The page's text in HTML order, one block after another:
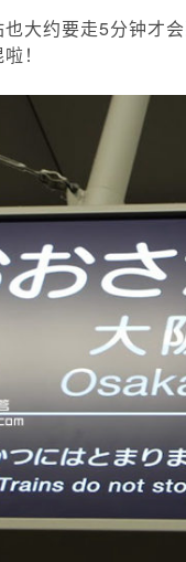
大约要走5分钟才
！